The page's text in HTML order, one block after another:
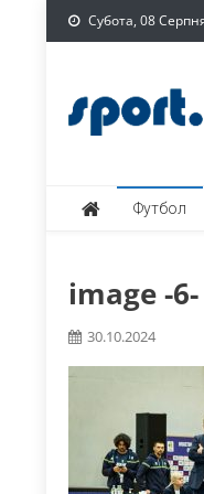
Skip
to
Субота, 08
Футбол
image -6-
30.10.2024